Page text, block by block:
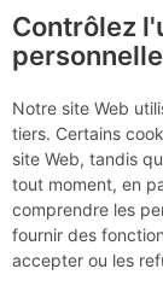
Roc
du
Contrôlez
Notre site Web
tiers. Certains
site Web, tandis
tout moment, en
comprendre les
fournir des
accepter ou les